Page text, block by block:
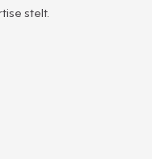
stelt.